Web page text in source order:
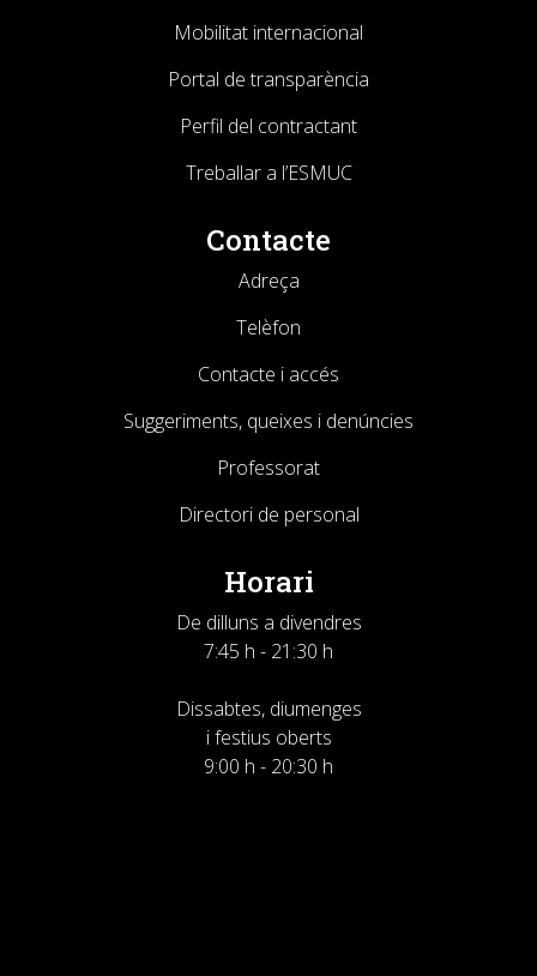
Mobilitat internacional
Portal de transparència
Perfil del contractant
Treballar a l’ESMUC
Contacte
Adreça
Telèfon
Contacte i accés
Suggeriments, queixes i denúncies
Professorat
Directori de personal
Horari
De dilluns a divendres
7:45 h - 21:30 h
Dissabtes, diumenges
i festius oberts
9:00 h - 20:30 h